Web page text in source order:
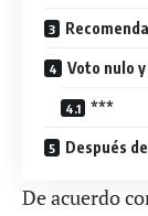
Voto nulo
***
Después
De acuerdo